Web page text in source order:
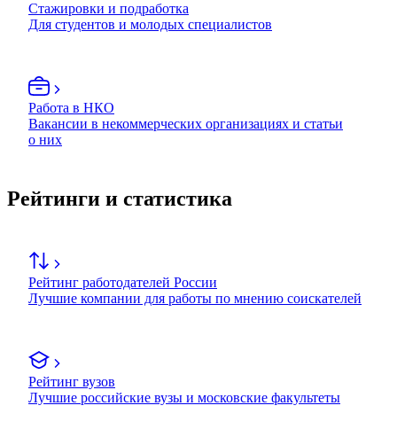
Стажировки и подработка
Для студентов и молодых специалистов
Работа в НКО
Вакансии в некоммерческих организациях и статьи
о них
Рейтинги и статистика
Рейтинг работодателей России
Лучшие компании для работы по мнению соискателей
Рейтинг вузов
Лучшие российские вузы и московские факультеты